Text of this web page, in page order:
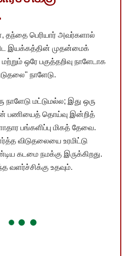
பெரியார் அவர்களால்
இயக்கத்தின் முதன்மைக்
ஒரே பகுத்தறிவு நாளேடாக
நாளேடு.
நாளேடு மட்டுமல்ல; இது ஒரு
பணியைத் தொய்வு இன்றித்
பங்களிப்பு மிகத் தேவை.
விடுதலையை உரமிட்டு
கடமை நமக்கு இருக்கிறது.
உதவும்.